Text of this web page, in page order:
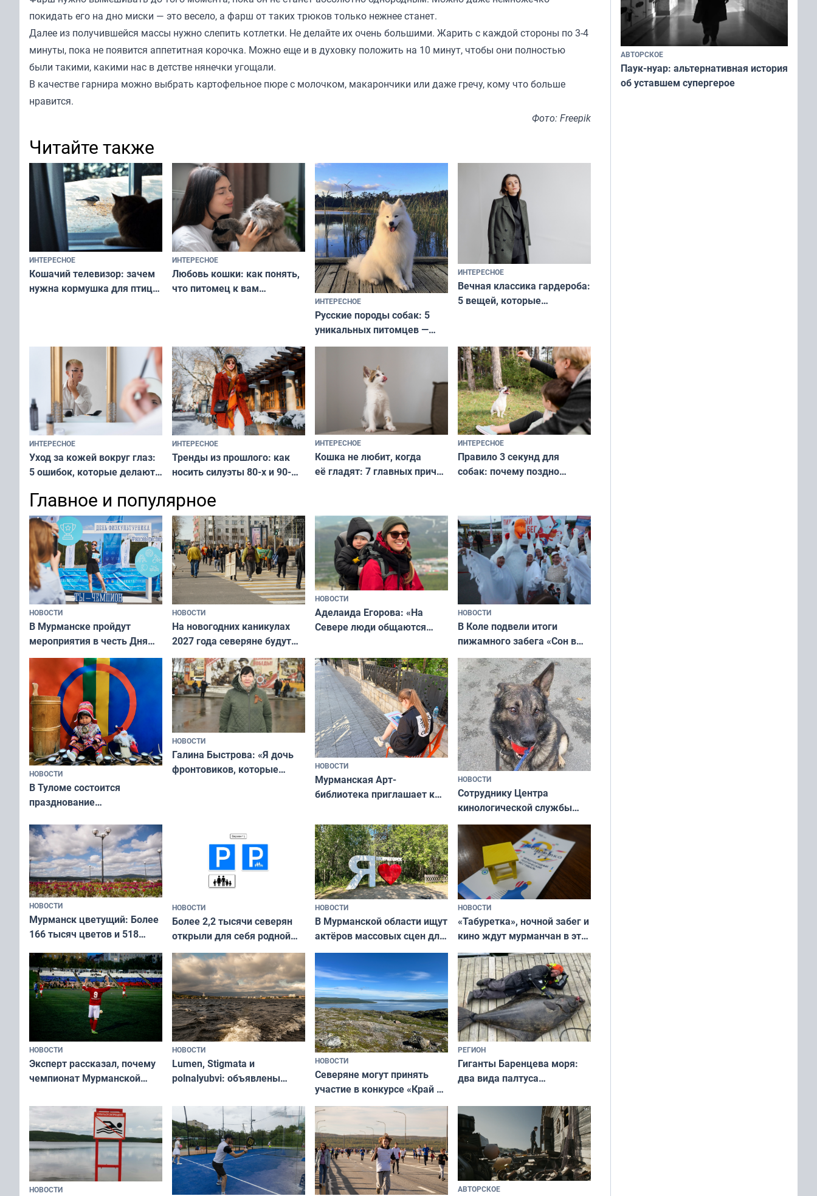
покидать его на дно миски — это весело, а фарш от таких трюков только нежнее станет.
Далее из получившейся массы нужно слепить котлетки. Не делайте их очень большими. Жарить с каждой стороны по 3-4
минуты, пока не появится аппетитная корочка. Можно еще и в духовку положить на 10 минут, чтобы они полностью
были такими, какими нас в детстве нянечки угощали.
В качестве гарнира можно выбрать картофельное пюре с молочком, макарончики или даже гречу, кому что больше
нравится.
Фото: Freepik
Читайте также
ИНТЕРЕСНОЕ
Кошачий телевизор: зачем
нужна кормушка для птиц
ИНТЕРЕСНОЕ
Любовь кошки: как понять,
что питомец к вам
ИНТЕРЕСНОЕ
Русские породы собак: 5
уникальных питомцев —
национальные сокровища
и характером
ИНТЕРЕСНОЕ
Вечная классика гардероба:
5 вещей, которые
и актуально в любой сезон
ИНТЕРЕСНОЕ
Уход за кожей вокруг глаз:
5 ошибок, которые делают
и вернуть свежий взгляд
без дорогих средств
ИНТЕРЕСНОЕ
Тренды из прошлого: как
носить силуэты 80-х и 90-
современно и стильно без
переплат
ИНТЕРЕСНОЕ
Кошка не любит, когда
её гладят: 7 главных причин
независимому питомцу
ИНТЕРЕСНОЕ
Правило 3 секунд для
собак: почему поздно
питомцу всё сразу и без
криков
Главное и популярное
НОВОСТИ
В Мурманске пройдут
мероприятия в честь Дня
физкультурника
НОВОСТИ
На новогодних каникулах
2027 года северяне будут
отдыхать 11 дней
НОВОСТИ
Аделаида Егорова: «На
Севере люди общаются
а потому что
ты им интересен»
НОВОСТИ
В Коле подвели итоги
пижамного забега «Сон в
Олимпийскую ночь»
НОВОСТИ
В Туломе состоится
празднование
коренных народов мира
НОВОСТИ
Галина Быстрова: «Я дочь
фронтовиков, которые
НОВОСТИ
Мурманская Арт-
библиотека приглашает к
и фотографов
НОВОСТИ
Сотруднику Центра
кинологической службы
ищут новый дом
НОВОСТИ
Мурманск цветущий: Более
166 тысяч цветов и 518
НОВОСТИ
Более 2,2 тысячи северян
открыли для себя родной
край в рамках проекта
«Туризм для своих»
НОВОСТИ
В Мурманской области ищут
актёров массовых сцен для
съёмок в
короткометражном фильме
НОВОСТИ
«Табуретка», ночной забег и
кино ждут мурманчан в эти
выходные
НОВОСТИ
Эксперт рассказал, почему
чемпионат Мурманской
незамеченным
НОВОСТИ
Lumen, Stigmata и
polnalyubvi: объявлены
«Имандра» в 2026 года
НОВОСТИ
Северяне могут принять
участие в конкурсе «Край у
северной границы: фотогид
по Печенгскому округу»
РЕГИОН
Гиганты Баренцева моря:
два вида палтуса
НОВОСТИ АВТОРСКОЕ
АВТОРСКОЕ
Паук-нуар: альтернативная история
об уставшем супергерое